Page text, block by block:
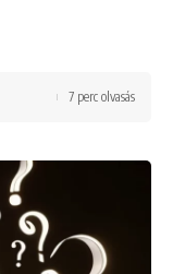
7 perc olvasás